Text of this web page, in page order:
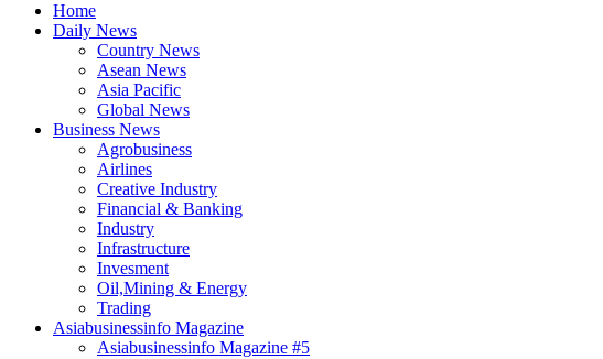
Home
Daily News
Country News
Asean News
Asia Pacific
Global News
Business News
Agrobusiness
Airlines
Creative Industry
Financial & Banking
Industry
Infrastructure
Invesment
Oil,Mining & Energy
Trading
Asiabusinessinfo Magazine
Asiabusinessinfo Magazine #5